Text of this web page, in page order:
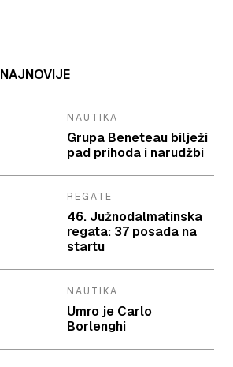
NAJNOVIJE
NAUTIKA
Grupa Beneteau bilježi
pad prihoda i narudžbi
REGATE
46. Južnodalmatinska
regata: 37 posada na
startu
NAUTIKA
Umro je Carlo
Borlenghi